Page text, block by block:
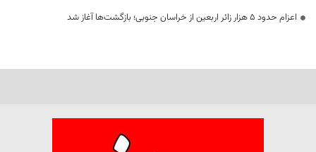
اعزام حدود 5 هزار زائر اربعین از خراسان جنوبی؛ بازگشت‌ها آغاز شد